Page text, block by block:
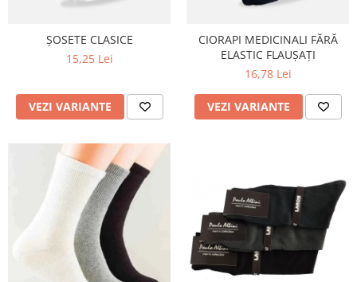
ȘOSETE CLASICE
15,25 Lei
VEZI VARIANTE
CIORAPI MEDICINALI FĂRĂ
ELASTIC FLAUȘAȚI
16,78 Lei
VEZI VARIANTE